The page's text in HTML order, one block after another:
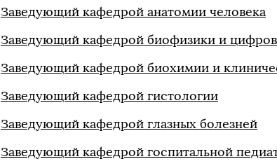
Заведующий кафедрой анатомии человека
Заведующий кафедрой биофизики и
Заведующий кафедрой биохимии и
Заведующий кафедрой гистологии
Заведующий кафедрой глазных болезней
Заведующий кафедрой госпитальной